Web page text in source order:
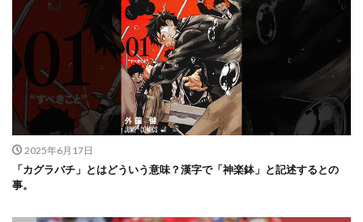
2025年6月17日
「カグラバチ」とはどういう意味？漢字で「神楽鉢」と記述するとの
事。